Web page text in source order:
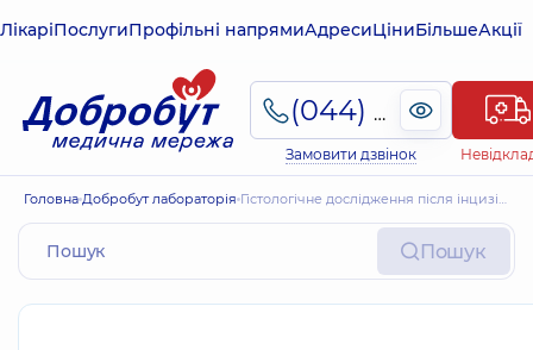
ЛікаріПослугиПрофільні напрямиАдресиЦіниБільшеАкції
(044) 495-2-888
Замовити дзвінок
Головна Добробут лабораторія Гістологічне дослідження після інцизійної, панч та радіохвильової біопсії шкіри (до 3 утворень включно) (при доброякісних пухлинних та пухлиноподібних процесах)
Пошук